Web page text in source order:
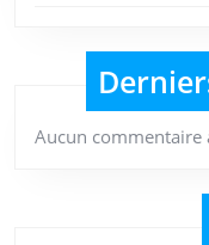
Aucun commentaire